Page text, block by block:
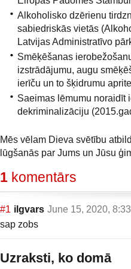
Alkoholisko dzērienu
sabiedriskās vietās
Latvijas Administratīvo
Smēķēšanas
izstrādājumu, augu
ierīču un to šķidrumu
Saeimas lēmumu noraidīt
dekriminalizāciju
Mēs vēlam Dieva svētību
lūgšanās par Jums un Jūsu
1 komentārs
#1 ilgvars June 15, 2020,
sap zobs
Uzraksti, ko domā